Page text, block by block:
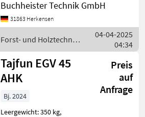
0172/5335138 oder
45 AHK Forstseilwinde - Neu
Steuerung
Buchheister Technik GmbH
31863 Herkensen
Forst- und Holztechnik
/ Tajfun
04-04-2025
04:34
Tajfun EGV 45
AHK
Preis
auf
Anfrage
Bj. 2024
Leergewicht: 350 kg,